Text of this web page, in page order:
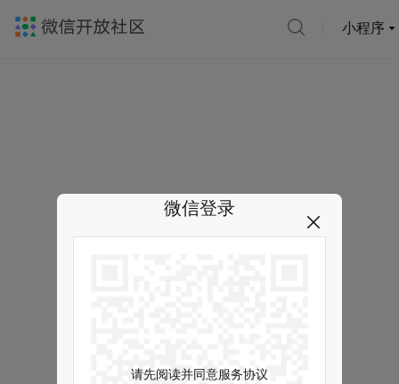
小程序
微信登录
请先阅读并同意服务协议